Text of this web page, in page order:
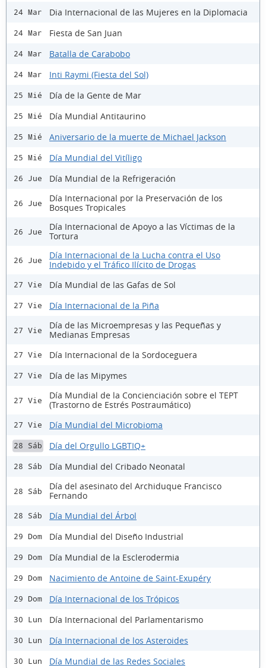
24 Mar Dia Internacional de las Mujeres en la Diplomacia
24 Mar Fiesta de San Juan
24 Mar Batalla de Carabobo
24 Mar Inti Raymi (Fiesta del Sol)
25 Mié Día de la Gente de Mar
25 Mié Día Mundial Antitaurino
25 Mié Aniversario de la muerte de Michael Jackson
25 Mié Día Mundial del Vitíligo
26 Jue Día Mundial de la Refrigeración
26 Jue
Día Internacional por la Preservación de los
Bosques Tropicales
26 Jue
Día Internacional de Apoyo a las Víctimas de la
Tortura
26 Jue
Día Internacional de la Lucha contra el Uso
Indebido y el Tráfico Ilícito de Drogas
27 Vie Día Mundial de las Gafas de Sol
27 Vie Día Internacional de la Piña
27 Vie
Día de las Microempresas y las Pequeñas y
Medianas Empresas
27 Vie Día Internacional de la Sordoceguera
27 Vie Día de las Mipymes
27 Vie
Día Mundial de la Concienciación sobre el TEPT
(Trastorno de Estrés Postraumático)
27 Vie Día Mundial del Microbioma
28 Sáb Día del Orgullo LGBTIQ+
28 Sáb Día Mundial del Cribado Neonatal
28 Sáb
Día del asesinato del Archiduque Francisco
Fernando
28 Sáb Día Mundial del Árbol
29 Dom Día Mundial del Diseño Industrial
29 Dom Día Mundial de la Esclerodermia
29 Dom Nacimiento de Antoine de Saint-Exupéry
29 Dom Día Internacional de los Trópicos
30 Lun Día Internacional del Parlamentarismo
30 Lun Día Internacional de los Asteroides
30 Lun Día Mundial de las Redes Sociales